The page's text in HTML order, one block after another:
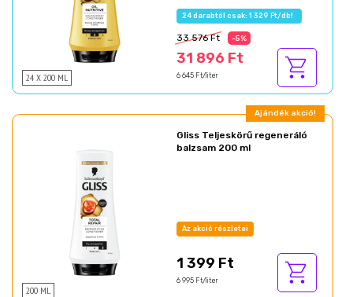
24 X 200 ML
24 darabtól csak: 1 329 Ft/db!
33 576 Ft -5%
31 896 Ft
6 645 Ft/liter
Ajándék akció!
200 ML
Gliss Teljeskörű regeneráló
balzsam 200 ml
Az akció részletei
1 399 Ft
6 995 Ft/liter